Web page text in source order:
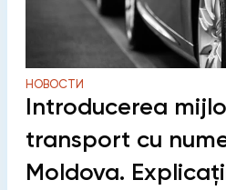
НОВОСТИ
Introducerea
transport cu
Moldova.